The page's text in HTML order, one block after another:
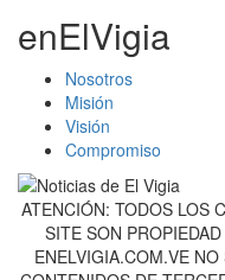
enElVigia
Nosotros
Misión
Visión
Compromiso
ATENCIÓN: TODOS LOS
SITE SON
ENELVIGIA.COM.VE